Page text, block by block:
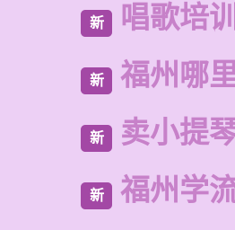
新 唱歌培
新 福州哪
新 卖小提
新 福州学